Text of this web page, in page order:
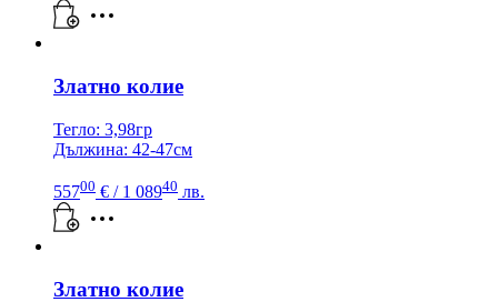
Златно колие
Тегло: 3,98гр
Дължина: 42-47см
55700 € / 1 08940 лв.
Златно колие